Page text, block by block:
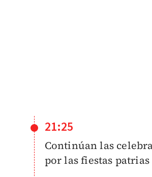
21:25
Continúan las
por las fiestas patrias